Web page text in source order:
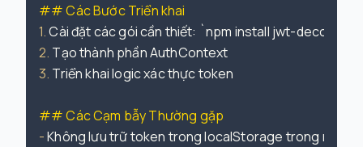
## Các Bước Triển khai
1. Cài đặt các gói cần thiết: `npm install jwt-decode`
2.
3. Triển khai logic xác thực token
## Các Cạm bẫy Thường gặp
-